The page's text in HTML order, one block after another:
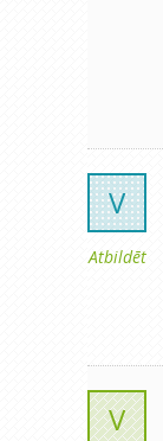
V
Atbildēt
V